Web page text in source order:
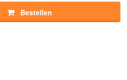
Bestellen